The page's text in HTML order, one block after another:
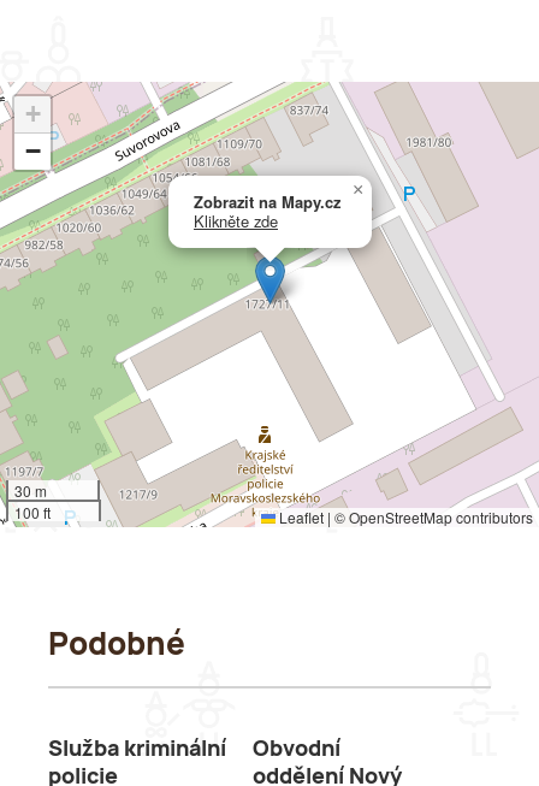
Zobrazit na Mapy.cz
Klikněte zde
×
+
−
30 m
100 ft
Leaflet | ©OpenStreetMapcontributors
Podobné
Služba kriminální
policie
Obvodní
oddělení Nový